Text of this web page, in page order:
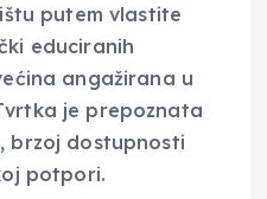
putem vlastite
educiranih
angažirana u
je prepoznata
brzoj dostupnosti
potpori.